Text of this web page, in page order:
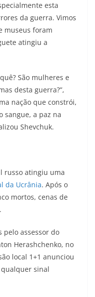
esta
da guerra. Vimos
museus foram
atingiu a
São mulheres e
desta guerra?”,
nação que constrói,
sangue, a paz na
Shevchuk.
russo atingiu uma
da Ucrânia. Após o
mortos, cenas de
pelo assessor do
Herashchenko, no
local 1+1 anunciou
sinal